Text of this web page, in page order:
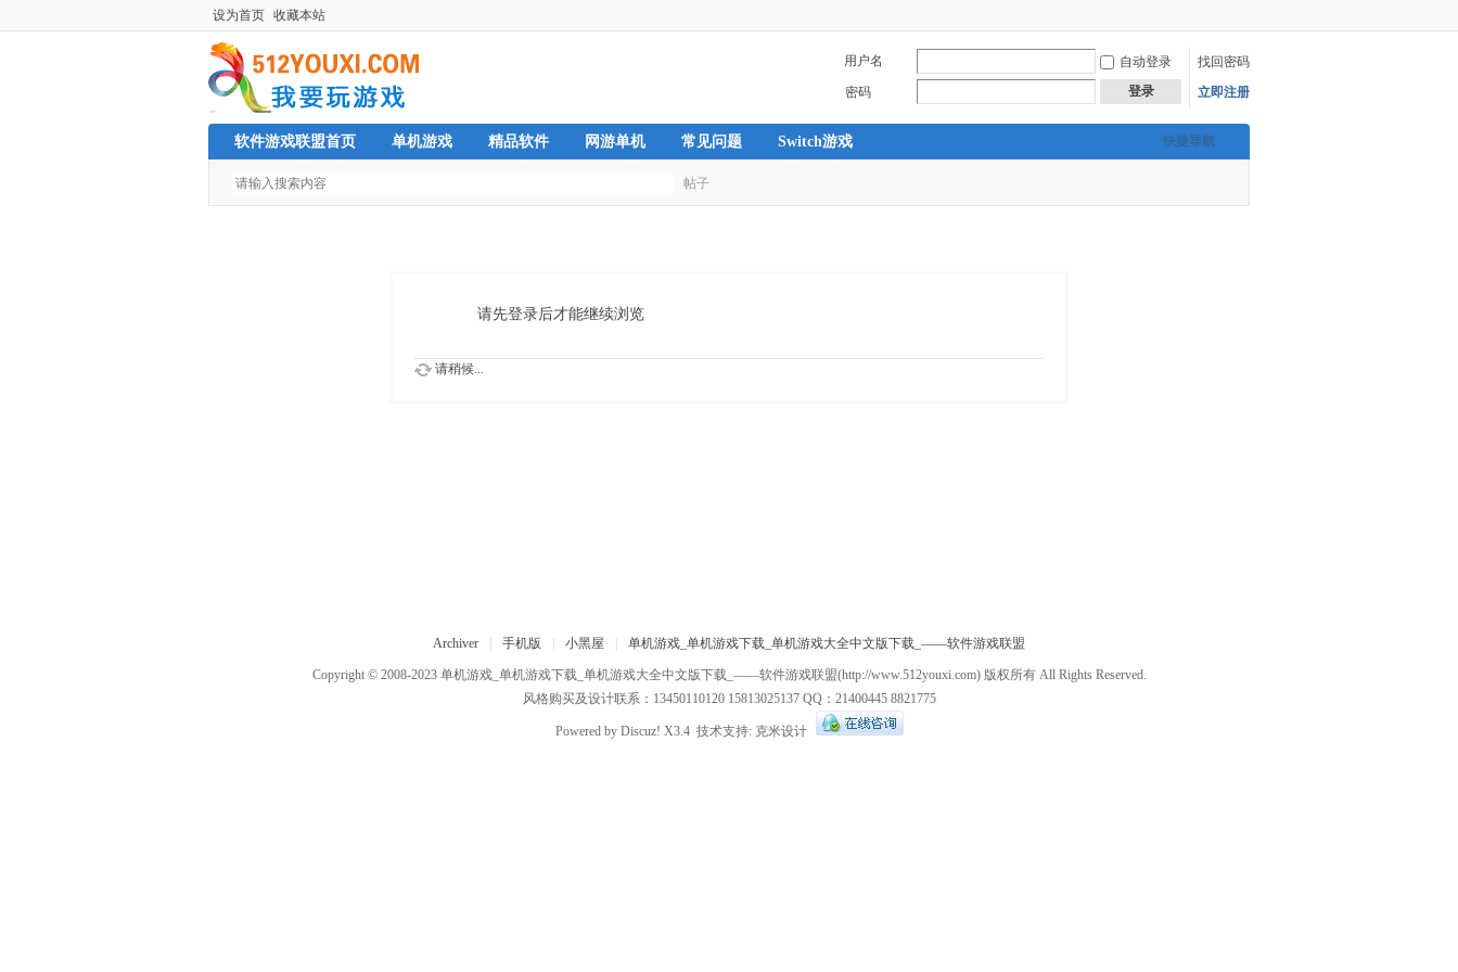
设为首页 收藏本站
用户名 自动登录
找回密码
密码
登录 立即注册
快捷导航
软件游戏联盟首页 单机游戏 精品软件 网游单机 常见问题 Switch游戏
帖子
请先登录后才能继续浏览
请稍候...
Archiver 手机版 小黑屋 单机游戏_单机游戏下载_单机游戏大全中文版下载_——软件游戏联盟
Copyright © 2008-2023 单机游戏_单机游戏下载_单机游戏大全中文版下载_——软件游戏联盟(http://www.512youxi.com) 版权所有 All Rights Reserved.
风格购买及设计联系：13450110120 15813025137 QQ：21400445 8821775
Powered by Discuz! X3.4 技术支持: 克米设计